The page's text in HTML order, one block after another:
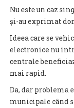
Nu este un caz
și-au exprimat
Ideea care se
electronice nu
centrale
mai rapid.
Da, dar problema
municipale când